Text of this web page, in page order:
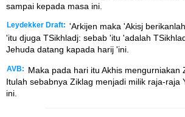
sampai kepada masa ini.
Leydekker Draft: 'Arkijen maka 'Akisj
'itu djuga TSikhladj: sebab 'itu 'adalah
Jehuda datang kapada harij 'ini.
AVB:
Maka pada hari itu Akhis mengurniakan
Itulah sebabnya Ziklag menjadi milik raja-raja
ini.